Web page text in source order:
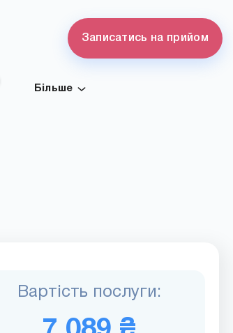
Записатись на прийом
Більше
Вартість послуги: